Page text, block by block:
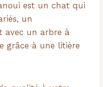
est un chat qui
un
avec un arbre à
grâce à une litière